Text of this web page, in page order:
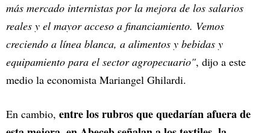
más mercado internistas por la mejora de los salarios
reales y el mayor acceso a financiamiento. Vemos
creciendo a línea blanca, a alimentos y bebidas y
equipamiento para el sector agropecuario", dijo a este
medio la economista Mariangel Ghilardi.
En cambio, entre los rubros que quedarían afuera de